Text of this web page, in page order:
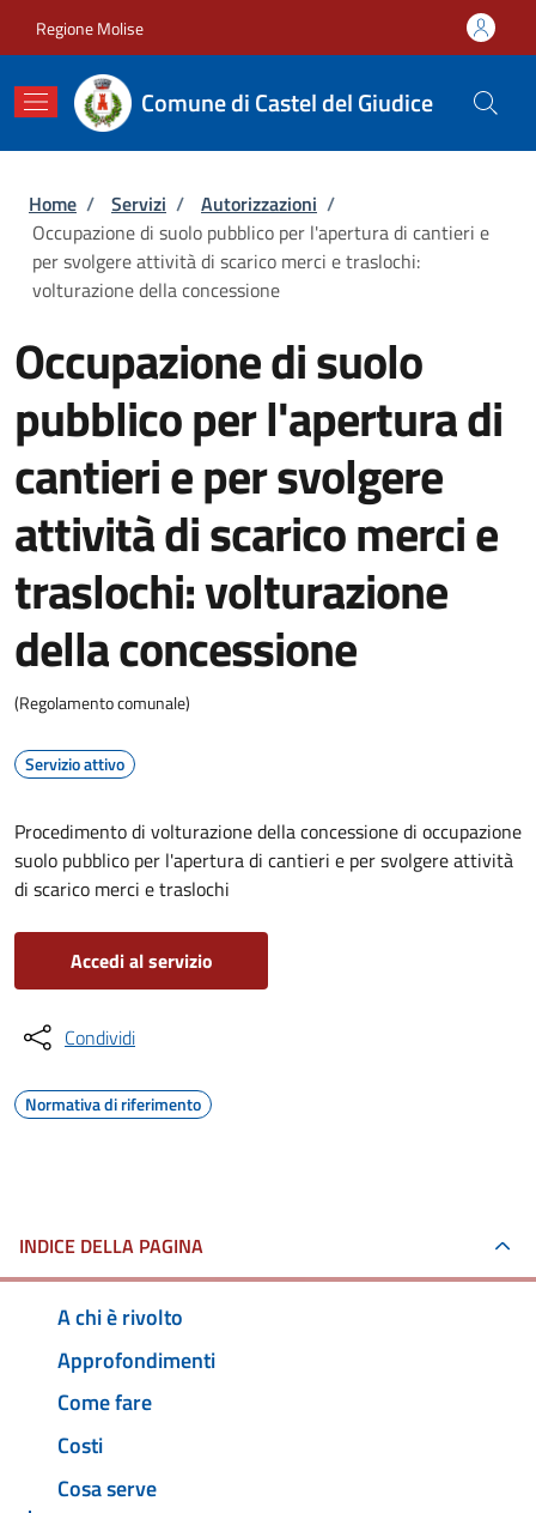
Regione Molise
Comune di Castel del Giudice
Briciole di pane
Home / Servizi / Autorizzazioni /
Occupazione di suolo pubblico per l'apertura di cantieri e
per svolgere attività di scarico merci e traslochi:
volturazione della concessione
Occupazione di suolo
pubblico per l'apertura di
cantieri e per svolgere
attività di scarico merci e
traslochi: volturazione
della concessione
(Regolamento comunale)
Servizio attivo
Procedimento di volturazione della concessione di occupazione
suolo pubblico per l'apertura di cantieri e per svolgere attività
di scarico merci e traslochi
Accedi al servizio
Condividi
Normativa di riferimento
INDICE DELLA PAGINA
A chi è rivolto
Approfondimenti
Come fare
Costi
Cosa serve